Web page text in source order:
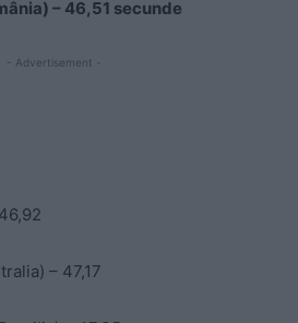
– 46,51 secunde
- Advertisement -
– 47,17